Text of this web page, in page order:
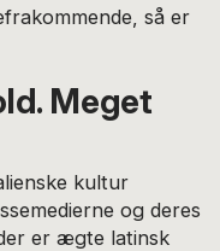
så er
Meget
kultur
og deres
er ægte latinsk